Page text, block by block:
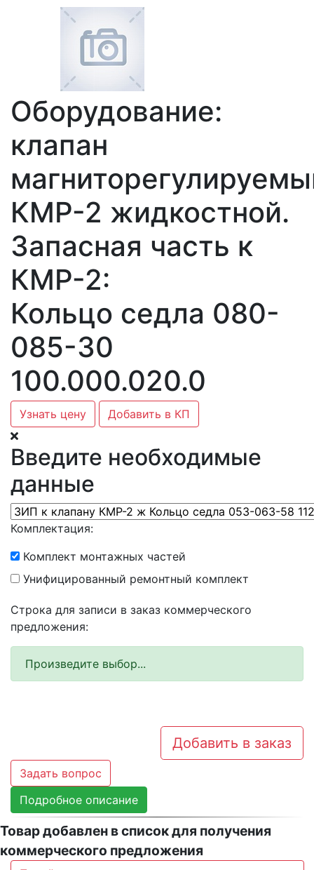
Оборудование:
клапан
КМР-2 жидкостной.
Запасная часть к
КМР-2:
Кольцо седла 080-
085-30
100.000.020.0
Узнать цену Добавить в КП
Введите необходимые
данные
Комплектация:
Комплект монтажных частей
Унифицированный ремонтный комплект
Строка для записи в заказ коммерческого
предложения:
Произведите выбор...
Добавить в заказ
Задать вопрос
Подробное описание
Товар добавлен в список для получения
коммерческого предложения